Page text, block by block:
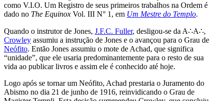
como V.I.O. Um Registro de seus primeiros trabalhos na Ordem é
dado no The Equinox Vol. III N° 1, em Um Mestre do Templo.
Quando o instrutor de Jones, J.F.C. Fuller, desligou-se da A∴A∴,
Crowley assumiu a instrução de Jones e o avançou para o Grau de
Neófito. Então Jones assumiu o mote de Achad, que significa
“unidade”, que ele usaria predominantemente para o resto de sua
vida ao publicar livros e assim ele é conhecido até hoje.
Logo após se tornar um Neófito, Achad prestaria o Juramento do
Abismo no dia 21 de junho de 1916, reinvidicando o Grau de